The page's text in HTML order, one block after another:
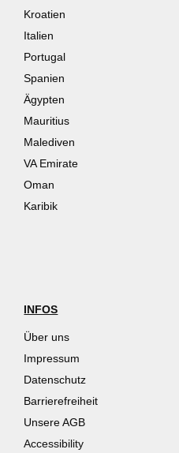
Kroatien
Italien
Portugal
Spanien
Ägypten
Mauritius
Malediven
VA Emirate
Oman
Karibik
INFOS
Über uns
Impressum
Datenschutz
Barrierefreiheit
Unsere AGB
Accessibility